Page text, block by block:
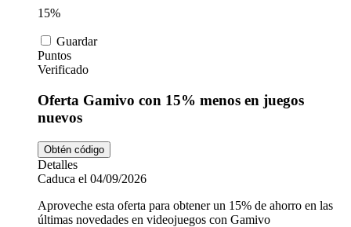
15%
Guardar
Puntos
Verificado
Oferta Gamivo con 15% menos en juegos
nuevos
Obtén código
Detalles
Caduca el 04/09/2026
Aproveche esta oferta para obtener un 15% de ahorro en las
últimas novedades en videojuegos con Gamivo